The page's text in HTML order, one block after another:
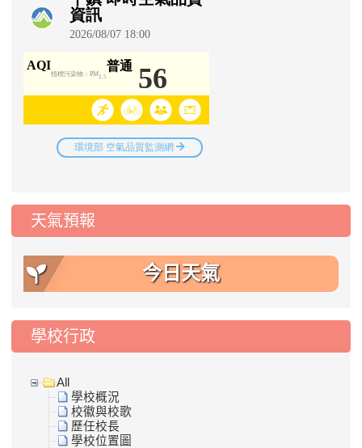
天氣預報
今日天氣
學校行政
All
學校概況
校徽與校歌
歷任校長
學校位置圖